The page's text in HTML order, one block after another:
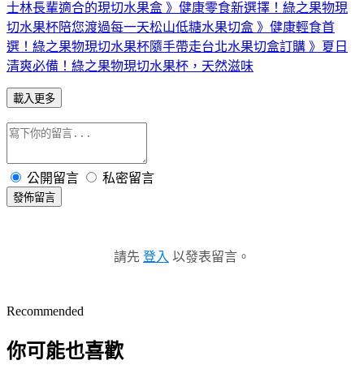
士林長輩適合的現切水果盒 》健康零食新選擇！綠之果物現
切水果杯陪您渡過每一天松山低糖水果切盒 》健康輕食首
選！綠之果物現切水果杯隨手帶走台北水果切盒訂購 》夏日
清爽必備！綠之果物現切水果杯，天然滋味
載入更多
公開留言 私密留言
發佈留言
請先 登入 以發表留言。
Recommended
你可能也喜歡